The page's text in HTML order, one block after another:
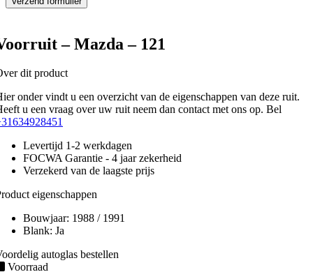
– Mazda – 121
dit product
onder vindt u een overzicht van de eigenschappen van deze ruit.
u een vraag over uw ruit neem dan contact met ons op. Bel
Levertijd 1-2 werkdagen
FOCWA Garantie - 4 jaar zekerheid
Verzekerd van de laagste prijs
eigenschappen
Bouwjaar: 1988 / 1991
Blank: Ja
autoglas bestellen
Voorraad